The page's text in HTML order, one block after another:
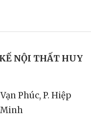
NỘI THẤT HUY
Phúc, P. Hiệp
Minh